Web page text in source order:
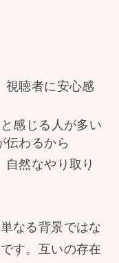
視聴者に安心感
感じる人が多い
伝わるから
然なやり取り
なる背景ではな
す。互いの存在